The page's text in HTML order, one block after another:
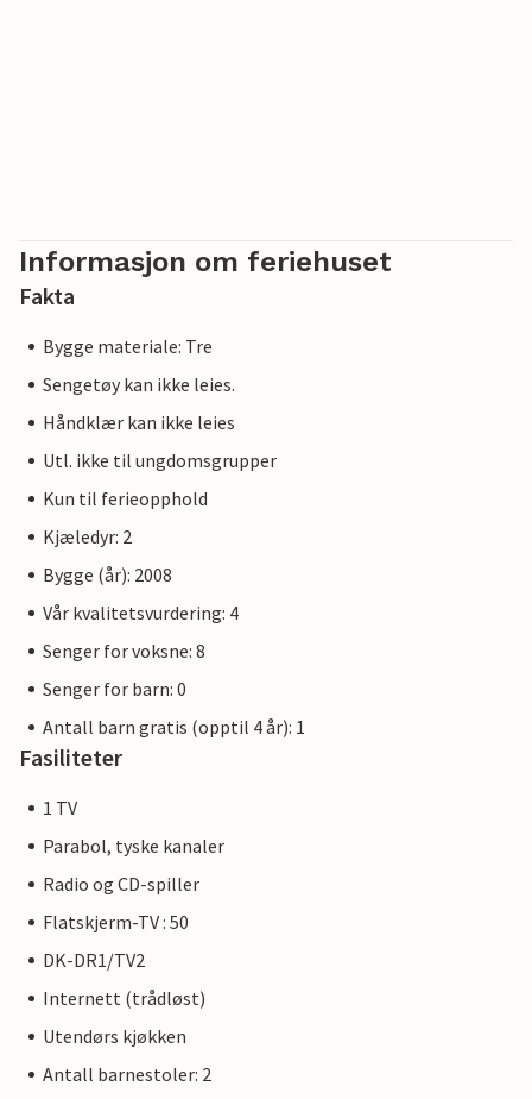
Informasjon om feriehuset
Fakta
Bygge materiale: Tre
Sengetøy kan ikke leies.
Håndklær kan ikke leies
Utl. ikke til ungdomsgrupper
Kun til ferieopphold
Kjæledyr: 2
Bygge (år): 2008
Vår kvalitetsvurdering: 4
Senger for voksne: 8
Senger for barn: 0
Antall barn gratis (opptil 4 år): 1
Fasiliteter
1 TV
Parabol, tyske kanaler
Radio og CD-spiller
Flatskjerm-TV : 50
DK-DR1/TV2
Internett (trådløst)
Utendørs kjøkken
Antall barnestoler: 2